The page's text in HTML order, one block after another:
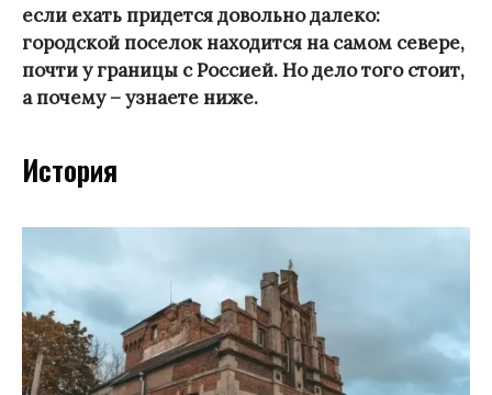
если ехать придется довольно далеко:
городской поселок находится на самом севере,
почти у границы с Россией. Но дело того стоит,
а почему – узнаете ниже.
История